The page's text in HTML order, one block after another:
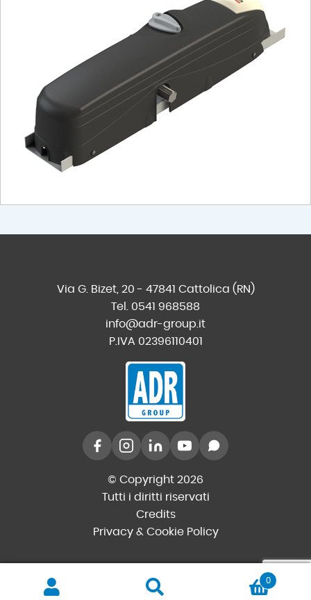
Via G. Bizet, 20 - 47841 Cattolica (RN)
Tel. 0541 968588
info@adr-group.it
P.IVA 02396110401
© Copyright 2026
Tutti i diritti riservati
Credits
Privacy & Cookie Policy
0